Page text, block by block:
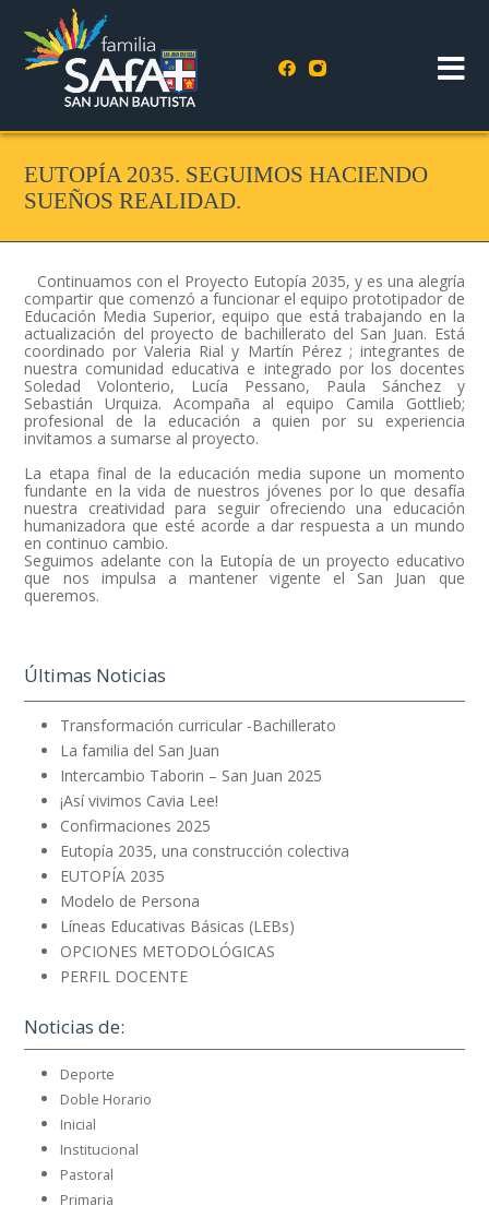
EUTOPÍA 2035. SEGUIMOS HACIENDO
SUEÑOS REALIDAD.
Continuamos con el Proyecto Eutopía 2035, y es una alegría
compartir que comenzó a funcionar el equipo prototipador de
Educación Media Superior, equipo que está trabajando en la
actualización del proyecto de bachillerato del San Juan. Está
coordinado por Valeria Rial y Martín Pérez ; integrantes de
nuestra comunidad educativa e integrado por los docentes
Soledad Volonterio, Lucía Pessano, Paula Sánchez y
Sebastián Urquiza. Acompaña al equipo Camila Gottlieb;
profesional de la educación a quien por su experiencia
invitamos a sumarse al proyecto.
La etapa final de la educación media supone un momento
fundante en la vida de nuestros jóvenes por lo que desafía
nuestra creatividad para seguir ofreciendo una educación
humanizadora que esté acorde a dar respuesta a un mundo
en continuo cambio.
Seguimos adelante con la Eutopía de un proyecto educativo
que nos impulsa a mantener vigente el San Juan que
queremos.
Últimas Noticias
Transformación curricular -Bachillerato
La familia del San Juan
Intercambio Taborin – San Juan 2025
¡Así vivimos Cavia Lee!
Confirmaciones 2025
Eutopía 2035, una construcción colectiva
EUTOPÍA 2035
Modelo de Persona
Líneas Educativas Básicas (LEBs)
OPCIONES METODOLÓGICAS
PERFIL DOCENTE
Noticias de:
Deporte
Doble Horario
Inicial
Institucional
Pastoral
Primaria